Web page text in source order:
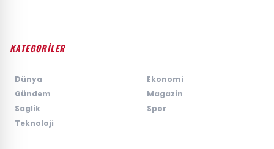
KATEGORİLER
Dünya
Ekonomi
Gündem
Magazin
Saglik
Spor
Teknoloji